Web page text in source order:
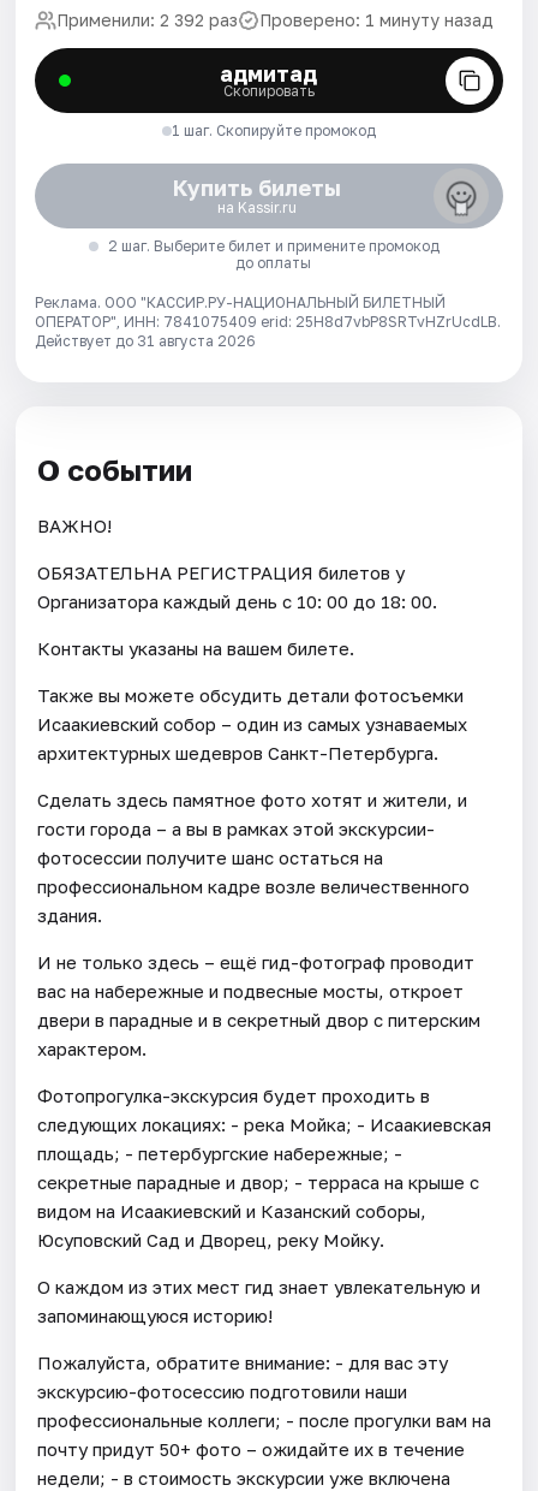
Применили: 2 392 раз Проверено: 1 минуту назад
адмитад
Скопировать
1 шаг. Скопируйте промокод
Купить билеты
на Kassir.ru
2 шаг. Выберите билет и примените промокод
до оплаты
Реклама. ООО "КАССИР.РУ-НАЦИОНАЛЬНЫЙ БИЛЕТНЫЙ
ОПЕРАТОР", ИНН: 7841075409 erid: 25H8d7vbP8SRTvHZrUcdLB.
Действует до 31 августа 2026
О событии
ВАЖНО!
ОБЯЗАТЕЛЬНА РЕГИСТРАЦИЯ билетов у
Организатора каждый день c 10: 00 до 18: 00.
Контакты указаны на вашем билете.
Также вы можете обсудить детали фотосъемки
Исаакиевский собор – один из самых узнаваемых
архитектурных шедевров Санкт-Петербурга.
Сделать здесь памятное фото хотят и жители, и
гости города – а вы в рамках этой экскурсии-
фотосессии получите шанс остаться на
профессиональном кадре возле величественного
здания.
И не только здесь – ещё гид-фотограф проводит
вас на набережные и подвесные мосты, откроет
двери в парадные и в секретный двор с питерским
характером.
Фотопрогулка-экскурсия будет проходить в
следующих локациях: - река Мойка; - Исаакиевская
площадь; - петербургские набережные; -
секретные парадные и двор; - терраса на крыше с
видом на Исаакиевский и Казанский соборы,
Юсуповский Сад и Дворец, реку Мойку.
О каждом из этих мест гид знает увлекательную и
запоминающуюся историю!
Пожалуйста, обратите внимание: - для вас эту
экскурсию-фотосессию подготовили наши
профессиональные коллеги; - после прогулки вам на
почту придут 50+ фото – ожидайте их в течение
недели; - в стоимость экскурсии уже включена